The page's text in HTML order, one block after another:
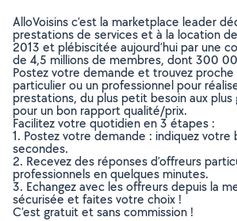
AlloVoisins c’est la marketplace leader
prestations de services et à la location
2013 et plébiscitée aujourd’hui par une
de 4,5 millions de membres, dont 300
Postez votre demande et trouvez proche
particulier ou un professionnel pour
prestations, du plus petit besoin aux plus
pour un bon rapport qualité/prix.
Facilitez votre quotidien en 3 étapes :
1. Postez votre demande : indiquez votre
secondes.
2. Recevez des réponses d’offreurs
professionnels en quelques minutes.
3. Echangez avec les offreurs depuis la
sécurisée et faites votre choix !
C’est gratuit et sans commission !